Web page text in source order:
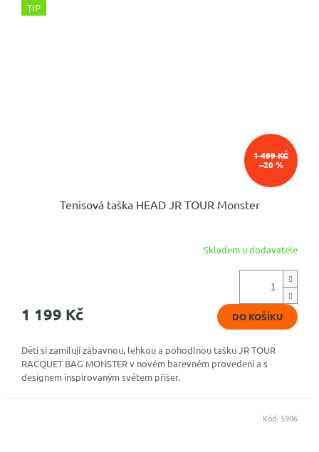
TIP
1 499 KČ
–20 %
Tenisová taška HEAD JR TOUR Monster
z
hvězdiček.
Skladem u dodavatele
1 199 Kč DO KOŠÍKU
Děti si zamilují zábavnou, lehkou a pohodlnou tašku JR TOUR
RACQUET BAG MONSTER v novém barevném provedení a s
designem inspirovaným světem příšer.
Kód: 5906